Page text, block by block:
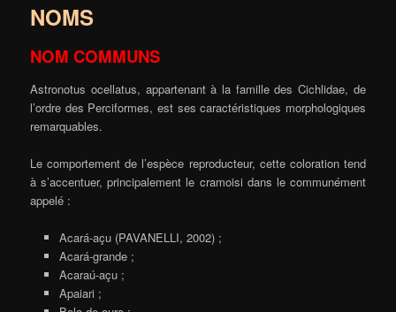
NOMS
NOM COMMUNS
Astronotus ocellatus, appartenant à la famille des Cichlidae, de
l’ordre des Perciformes, est ses caractéristiques morphologiques
remarquables.
Le comportement de l’espèce reproducteur, cette coloration tend
à s’accentuer, principalement le cramoisi dans le communément
appelé :
Acará-açu (PAVANELLI, 2002) ;
Acará-grande ;
Acaraú-açu ;
Apaiari ;